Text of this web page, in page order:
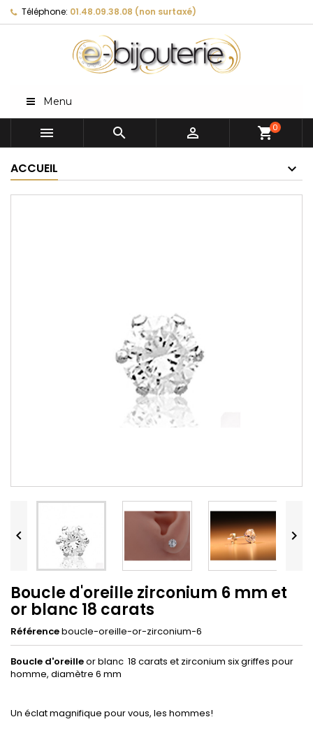
Téléphone: 01.48.09.38.08 (non surtaxé)
Menu
   shopping_cart0
ACCUEIL
 
Boucle d'oreille zirconium 6 mm et
or blanc 18 carats
Référenceboucle-oreille-or-zirconium-6
Boucle d'oreilleor blanc 18 carats et zirconium six griffes pour
homme, diamètre 6 mm
Un éclat magnifique pour vous, les hommes!